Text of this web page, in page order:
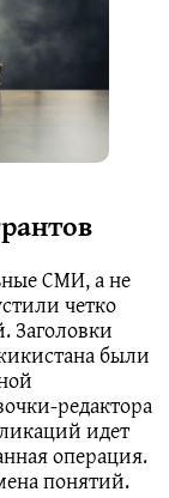
СМИ, а не
четко
Заголовки
были
редактора
идет
операция.
понятий.